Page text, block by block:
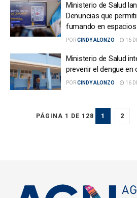
Ministerio de Salud
Denuncias que
fumando en
PORCINDY ALONZO 16
Ministerio de Salud
prevenir el dengue
PORCINDY ALONZO 16
PÁGINA 1 DE 128 1 2